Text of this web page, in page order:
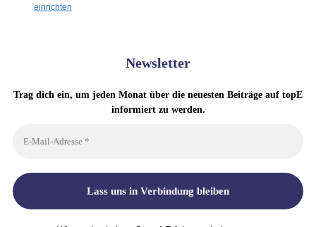
einrichten
Newsletter
Trag dich ein, um jeden Monat über die neuesten Beiträge auf topE
informiert zu werden.